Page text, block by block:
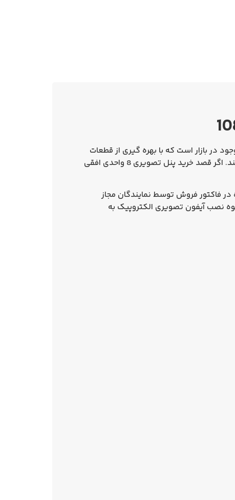
در بازار است که با بهره‌ گیری از قطعات
اگر قصد خرید پنل تصویری 8 واحدی افقی
آن از زمان درج شده در فاکتور فروش توسط نمایندگان مجاز
نصب آیفون تصویری الکتروپیک به